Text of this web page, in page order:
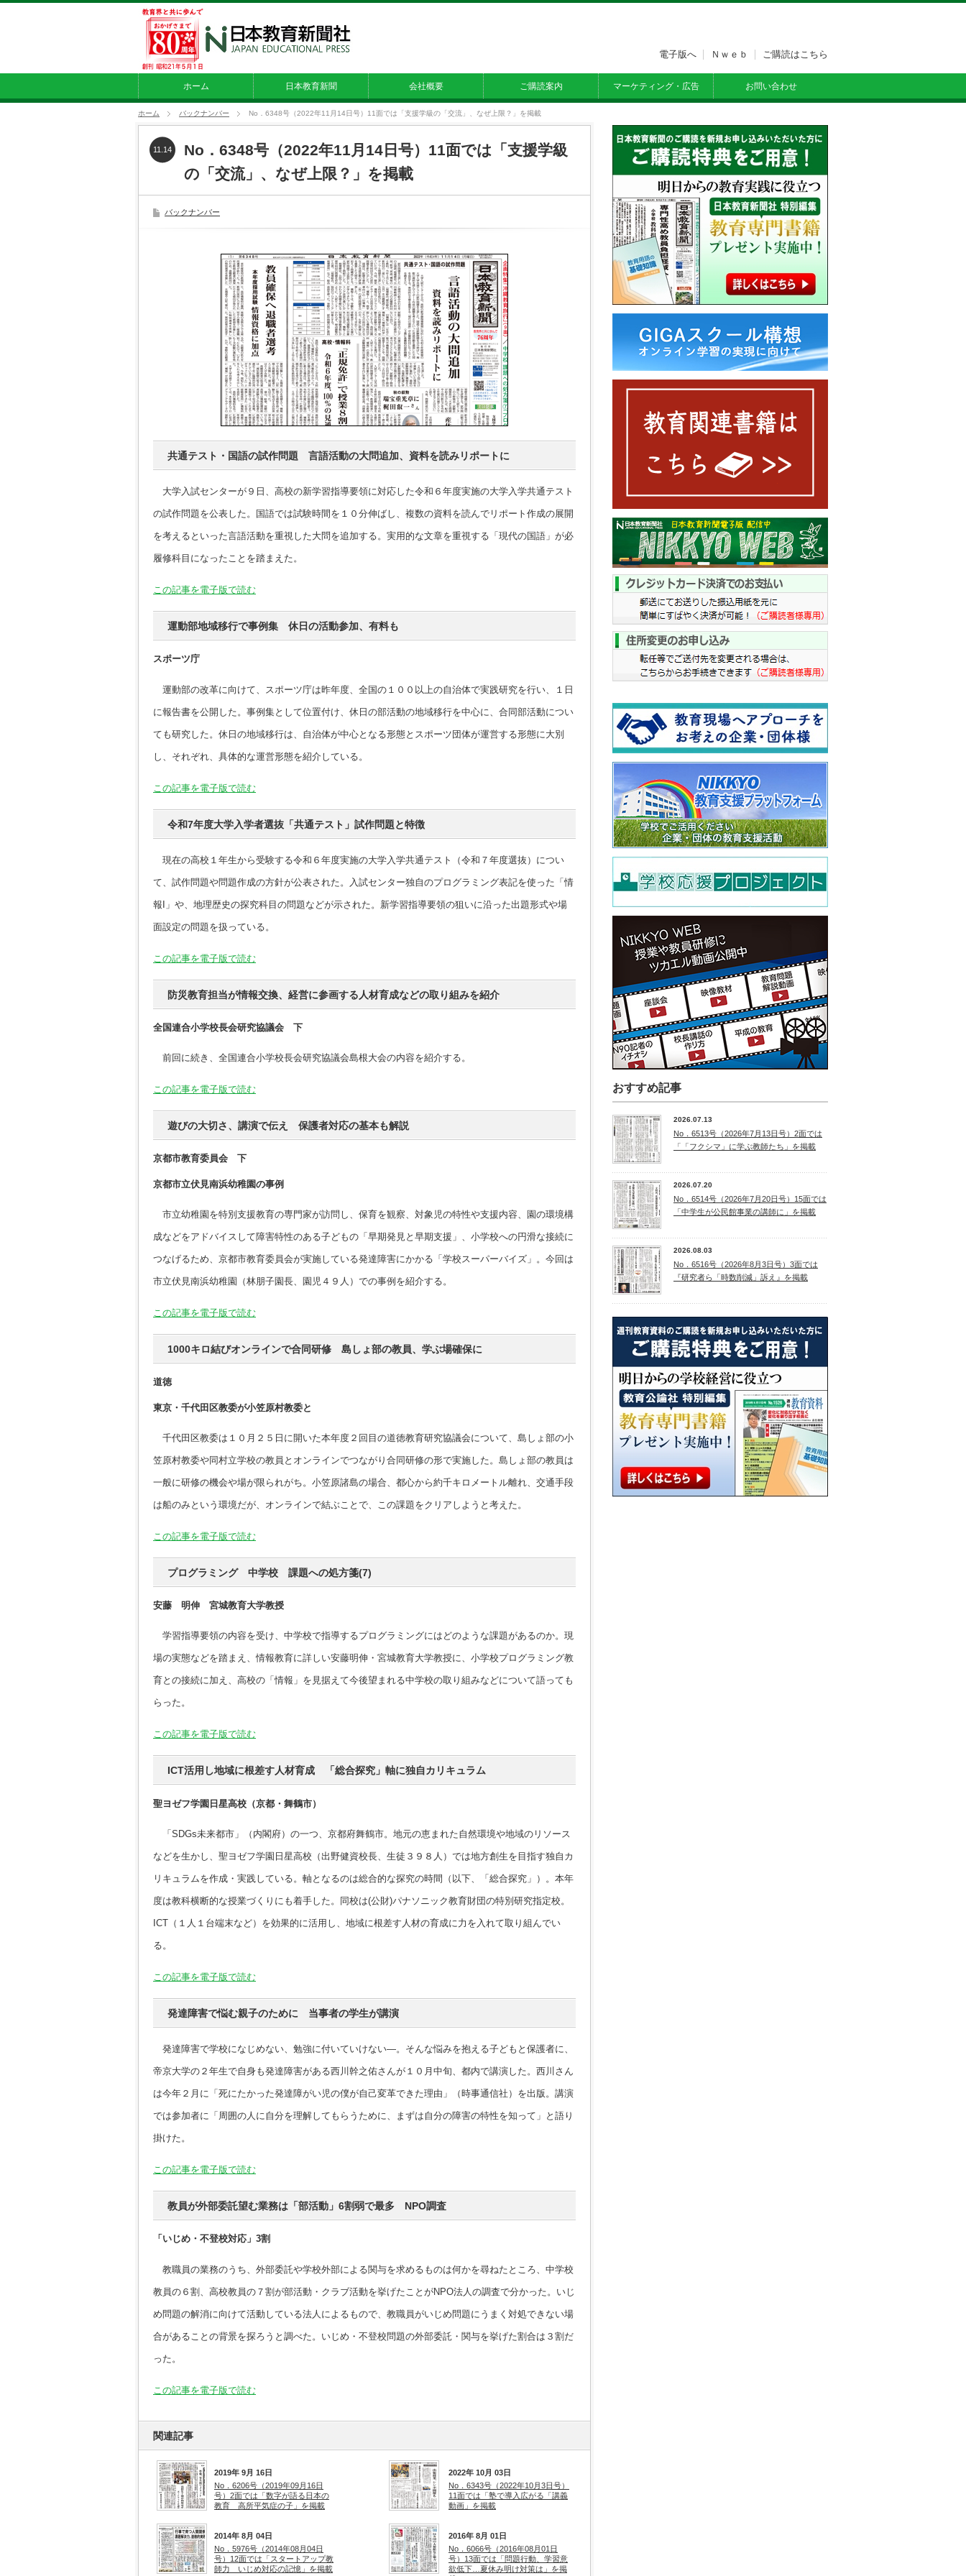
ホーム 日本教育新聞 会社概要 ご購読案内 マーケティング・広告 お問い合わせ
電子版へ Ｎｗｅｂ ご購読はこちら
ホーム バックナンバー No．6348号（2022年11月14日号）11面では「支援学級の「交流」、なぜ上限？」を掲載
No．6348号（2022年11月14日号）11面では「支援学級
の「交流」、なぜ上限？」を掲載
11.14
バックナンバー
共通テスト・国語の試作問題 言語活動の大問追加、資料を読みリポートに
大学入試センターが９日、高校の新学習指導要領に対応した令和６年度実施の大学入学共通テスト
の試作問題を公表した。国語では試験時間を１０分伸ばし、複数の資料を読んでリポート作成の展開
を考えるといった言語活動を重視した大問を追加する。実用的な文章を重視する「現代の国語」が必
履修科目になったことを踏まえた。
この記事を電子版で読む
運動部地域移行で事例集 休日の活動参加、有料も
スポーツ庁
運動部の改革に向けて、スポーツ庁は昨年度、全国の１００以上の自治体で実践研究を行い、１日
に報告書を公開した。事例集として位置付け、休日の部活動の地域移行を中心に、合同部活動につい
ても研究した。休日の地域移行は、自治体が中心となる形態とスポーツ団体が運営する形態に大別
し、それぞれ、具体的な運営形態を紹介している。
この記事を電子版で読む
令和7年度大学入学者選抜「共通テスト」試作問題と特徴
現在の高校１年生から受験する令和６年度実施の大学入学共通テスト（令和７年度選抜）につい
て、試作問題や問題作成の方針が公表された。入試センター独自のプログラミング表記を使った「情
報I」や、地理歴史の探究科目の問題などが示された。新学習指導要領の狙いに沿った出題形式や場
面設定の問題を扱っている。
この記事を電子版で読む
防災教育担当が情報交換、経営に参画する人材育成などの取り組みを紹介
全国連合小学校長会研究協議会 下
前回に続き、全国連合小学校長会研究協議会島根大会の内容を紹介する。
この記事を電子版で読む
遊びの大切さ、講演で伝え 保護者対応の基本も解説
京都市教育委員会 下
京都市立伏見南浜幼稚園の事例
市立幼稚園を特別支援教育の専門家が訪問し、保育を観察、対象児の特性や支援内容、園の環境構
成などをアドバイスして障害特性のある子どもの「早期発見と早期支援」、小学校への円滑な接続に
つなげるため、京都市教育委員会が実施している発達障害にかかる「学校スーパーバイズ」。今回は
市立伏見南浜幼稚園（林朋子園長、園児４９人）での事例を紹介する。
この記事を電子版で読む
1000キロ結びオンラインで合同研修 島しょ部の教員、学ぶ場確保に
道徳
東京・千代田区教委が小笠原村教委と
千代田区教委は１０月２５日に開いた本年度２回目の道徳教育研究協議会について、島しょ部の小
笠原村教委や同村立学校の教員とオンラインでつながり合同研修の形で実施した。島しょ部の教員は
一般に研修の機会や場が限られがち。小笠原諸島の場合、都心から約千キロメートル離れ、交通手段
は船のみという環境だが、オンラインで結ぶことで、この課題をクリアしようと考えた。
この記事を電子版で読む
プログラミング 中学校 課題への処方箋(7)
安藤 明伸 宮城教育大学教授
学習指導要領の内容を受け、中学校で指導するプログラミングにはどのような課題があるのか。現
場の実態などを踏まえ、情報教育に詳しい安藤明伸・宮城教育大学教授に、小学校プログラミング教
育との接続に加え、高校の「情報」を見据えて今後望まれる中学校の取り組みなどについて語っても
らった。
この記事を電子版で読む
ICT活用し地域に根差す人材育成 「総合探究」軸に独自カリキュラム
聖ヨゼフ学園日星高校（京都・舞鶴市）
「SDGs未来都市」（内閣府）の一つ、京都府舞鶴市。地元の恵まれた自然環境や地域のリソース
などを生かし、聖ヨゼフ学園日星高校（出野健資校長、生徒３９８人）では地方創生を目指す独自カ
リキュラムを作成・実践している。軸となるのは総合的な探究の時間（以下、「総合探究」）。本年
度は教科横断的な授業づくりにも着手した。同校は(公財)パナソニック教育財団の特別研究指定校。
ICT（１人１台端末など）を効果的に活用し、地域に根差す人材の育成に力を入れて取り組んでい
る。
この記事を電子版で読む
発達障害で悩む親子のために 当事者の学生が講演
発達障害で学校になじめない、勉強に付いていけない―。そんな悩みを抱える子どもと保護者に、
帝京大学の２年生で自身も発達障害がある西川幹之佑さんが１０月中旬、都内で講演した。西川さん
は今年２月に「死にたかった発達障がい児の僕が自己変革できた理由」（時事通信社）を出版。講演
では参加者に「周囲の人に自分を理解してもらうために、まずは自分の障害の特性を知って」と語り
掛けた。
この記事を電子版で読む
教員が外部委託望む業務は「部活動」6割弱で最多 NPO調査
「いじめ・不登校対応」3割
教職員の業務のうち、外部委託や学校外部による関与を求めるものは何かを尋ねたところ、中学校
教員の６割、高校教員の７割が部活動・クラブ活動を挙げたことがNPO法人の調査で分かった。いじ
め問題の解消に向けて活動している法人によるもので、教職員がいじめ問題にうまく対処できない場
合があることの背景を探ろうと調べた。いじめ・不登校問題の外部委託・関与を挙げた割合は３割だ
った。
この記事を電子版で読む
関連記事
2019年 9月 16日
No．6206号（2019年09月16日
号）2面では「数字が語る日本の
教育 高所平気症の子」を掲載
2022年 10月 03日
No．6343号（2022年10月3日号）
11面では「塾で導入広がる「講義
動画」を掲載
2014年 8月 04日
No．5976号（2014年08月04日
号）12面では「スタートアップ教
師力 いじめ対応の記憶」を掲載
2016年 8月 01日
No．6066号（2016年08月01日
号）13面では「問題行動、学習意
欲低下…夏休み明け対策は」を掲
おすすめ記事
2026.07.13
No．6513号（2026年7月13日号）2面では
「「フクシマ」に学ぶ教師たち」を掲載
2026.07.20
No．6514号（2026年7月20日号）15面では
「中学生が公民館事業の講師に」を掲載
2026.08.03
No．6516号（2026年8月3日号）3面では
『研究者ら「時数削減」訴え』を掲載